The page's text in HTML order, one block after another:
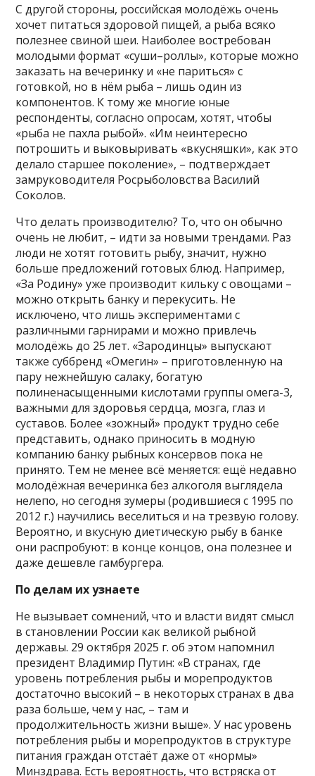
С другой стороны, российская молодёжь очень
хочет питаться здоровой пищей, а рыба всяко
полезнее свиной шеи. Наиболее востребован
молодыми формат «суши–роллы», которые можно
заказать на вечеринку и «не париться» с
готовкой, но в нём рыба – лишь один из
компонентов. К тому же многие юные
респонденты, согласно опросам, хотят, чтобы
«рыба не пахла рыбой». «Им неинтересно
потрошить и выковыривать «вкусняшки», как это
делало старшее поколение», – подтверждает
замруководителя Росрыболовства Василий
Соколов.
Что делать производителю? То, что он обычно
очень не любит, – идти за новыми трендами. Раз
люди не хотят готовить рыбу, значит, нужно
больше предложений готовых блюд. Например,
«За Родину» уже производит кильку с овощами –
можно открыть банку и перекусить. Не
исключено, что лишь экспериментами с
различными гарнирами и можно привлечь
молодёжь до 25 лет. «Зародинцы» выпускают
также суббренд «Омегин» – приготовленную на
пару нежнейшую салаку, богатую
полиненасыщенными кислотами группы омега-3,
важными для здоровья сердца, мозга, глаз и
суставов. Более «зожный» продукт трудно себе
представить, однако приносить в модную
компанию банку рыбных консервов пока не
принято. Тем не менее всё меняется: ещё недавно
молодёжная вечеринка без алкоголя выглядела
нелепо, но сегодня зумеры (родившиеся с 1995 по
2012 г.) научились веселиться и на трезвую голову.
Вероятно, и вкусную диетическую рыбу в банке
они распробуют: в конце концов, она полезнее и
даже дешевле гамбургера.
По делам их узнаете
Не вызывает сомнений, что и власти видят смысл
в становлении России как великой рыбной
державы. 29 октября 2025 г. об этом напомнил
президент Владимир Путин: «В странах, где
уровень потребления рыбы и морепродуктов
достаточно высокий – в некоторых странах в два
раза больше, чем у нас, – там и
продолжительность жизни выше». У нас уровень
потребления рыбы и морепродуктов в структуре
питания граждан отстаёт даже от «нормы»
Минздрава. Есть вероятность, что встряска от